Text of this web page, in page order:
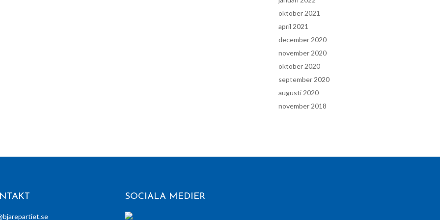
oktober 2021
april 2021
december 2020
november 2020
oktober 2020
september 2020
augusti 2020
november 2018
SOCIALA MEDIER